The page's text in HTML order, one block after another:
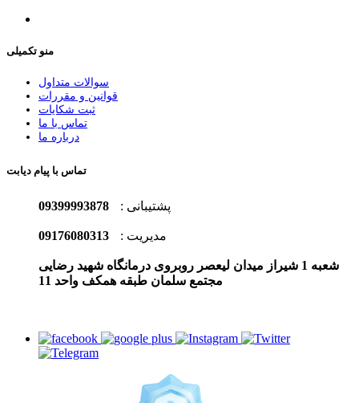
منو تکمیلی
سوالات متداول
قوانین و مقررات
ثبت شکایات
تماس با ما
درباره ما
تماس با پیام دیابت
پشتیبانی : 09399993878
مدیریت : 09176080313
شعبه 1 شیراز میدان لیعصر روبروی درمانگاه شهید رضایی
مجتمع سلمان طبقه همکف واحد 11